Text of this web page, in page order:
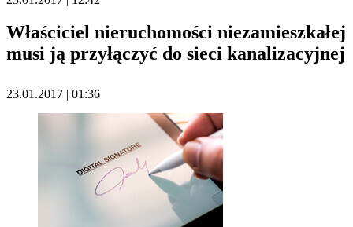
Właściciel nieruchomości niezamieszkałej
musi ją przyłączyć do sieci kanalizacyjnej
23.01.2017 | 01:36